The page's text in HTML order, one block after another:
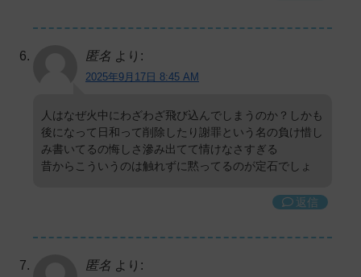
匿名 より:
2025年9月17日 8:45 AM
人はなぜ火中にわざわざ飛び込んでしまうのか？しかも
後になって日和って削除したり謝罪という名の負け惜し
み書いてるの悔しさ滲み出てて情けなさすぎる
昔からこういうのは触れずに黙ってるのが定石でしょ
返信
匿名 より: